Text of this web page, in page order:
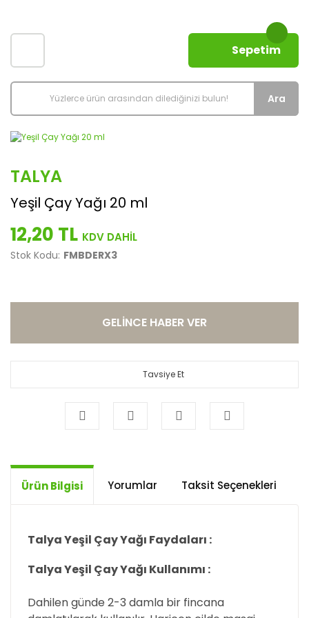
Ara
Sepetim
TALYA
Yeşil Çay Yağı 20 ml
12,20 TL
Stok Kodu: FMBDERX3
GELİNCE HABER VER
Tavsiye Et
Ürün Bilgisi Yorumlar Taksit Seçenekleri
Talya Yeşil Çay Yağı Faydaları :
Talya Yeşil Çay Yağı Kullanımı :
Dahilen günde 2-3 damla bir fincana